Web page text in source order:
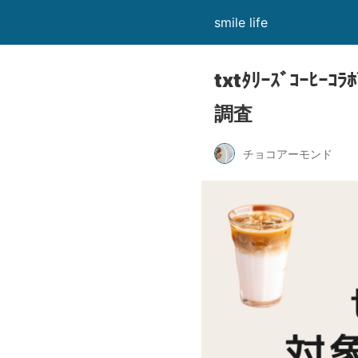
smile life
txtﾀﾘｰｽﾞｺｰﾋｰｺﾗ
調査
チョコアーモンド